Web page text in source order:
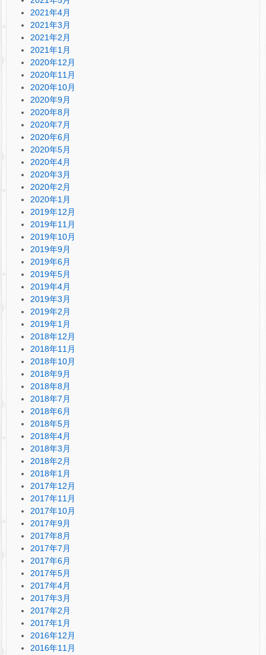
2021年4月
2021年3月
2021年2月
2021年1月
2020年12月
2020年11月
2020年10月
2020年9月
2020年8月
2020年7月
2020年6月
2020年5月
2020年4月
2020年3月
2020年2月
2020年1月
2019年12月
2019年11月
2019年10月
2019年9月
2019年6月
2019年5月
2019年4月
2019年3月
2019年2月
2019年1月
2018年12月
2018年11月
2018年10月
2018年9月
2018年8月
2018年7月
2018年6月
2018年5月
2018年4月
2018年3月
2018年2月
2018年1月
2017年12月
2017年11月
2017年10月
2017年9月
2017年8月
2017年7月
2017年6月
2017年5月
2017年4月
2017年3月
2017年2月
2017年1月
2016年12月
2016年11月